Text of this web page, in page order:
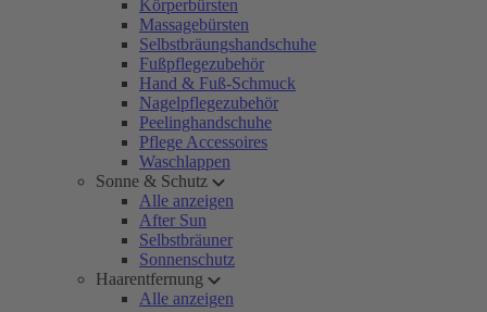
Körperbürsten
Massagebürsten
Selbstbräungshandschuhe
Fußpflegezubehör
Hand & Fuß-Schmuck
Nagelpflegezubehör
Peelinghandschuhe
Pflege Accessoires
Waschlappen
Sonne & Schutz
Alle anzeigen
After Sun
Selbstbräuner
Sonnenschutz
Haarentfernung
Alle anzeigen